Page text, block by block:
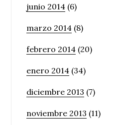
junio 2014 (6)
marzo 2014 (8)
febrero 2014 (20)
enero 2014 (34)
diciembre 2013 (7)
noviembre 2013 (11)